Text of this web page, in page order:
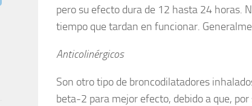
pero su efecto dura de 12 hasta 24 horas.
tiempo que tardan en funcionar.
Anticolinérgicos
Son otro tipo de broncodilatadores
beta-2 para mejor efecto, debido a que,